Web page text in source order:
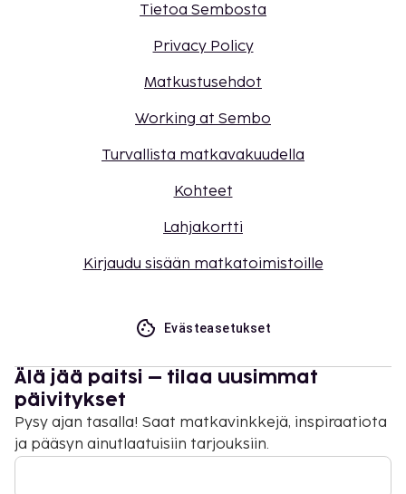
Tietoa Sembosta
Privacy Policy
Matkustusehdot
Working at Sembo
Turvallista matkavakuudella
Kohteet
Lahjakortti
Kirjaudu sisään matkatoimistoille
Evästeasetukset
Älä jää paitsi – tilaa uusimmat
päivitykset
Pysy ajan tasalla! Saat matkavinkkejä, inspiraatiota
ja pääsyn ainutlaatuisiin tarjouksiin.